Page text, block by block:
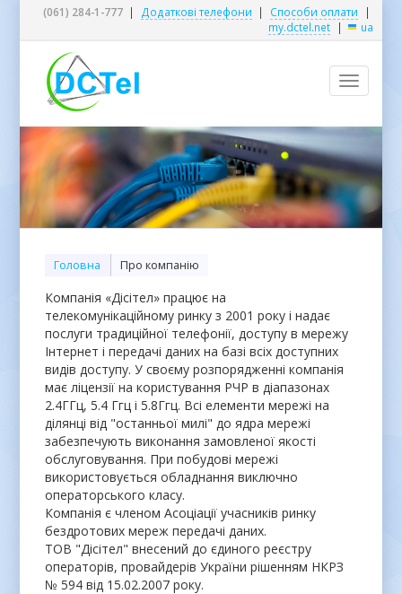
(061) 284-1-777 | Додаткові телефони | Способи оплати
|
my.dctel.net
| ua
Toggle
Головна Про компанію
Компанія «Дісітел» працює на
телекомунікаційному ринку з 2001 року і надає
послуги традиційної телефонії, доступу в мережу
Інтернет і передачі даних на базі всіх доступних
видів доступу. У своєму розпорядженні компанія
має ліцензії на користування РЧР в діапазонах
2.4ГГц, 5.4 Ггц і 5.8Ггц. Всі елементи мережі на
ділянці від "останньої милі" до ядра мережі
забезпечують виконання замовленої якості
обслуговування. При побудові мережі
використовується обладнання виключно
операторського класу.
Компанія є членом Асоціації учасників ринку
бездротових мереж передачі даних.
ТОВ "Дісітел" внесений до єдиного реєстру
операторів, провайдерів України рішенням НКРЗ
№ 594 від 15.02.2007 року.